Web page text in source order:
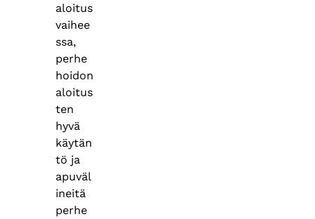
aloitus
vaihee
ssa,
perhe
hoidon
aloitus
ten
hyvä
käytän
tö ja
apuväl
ineitä
perhe